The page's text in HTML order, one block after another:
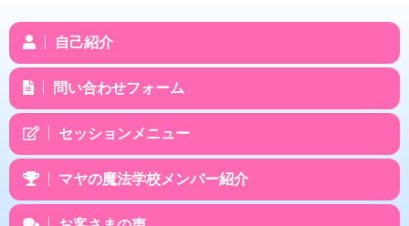
自己紹介
問い合わせフォーム
セッションメニュー
マヤの魔法学校メンバー紹介